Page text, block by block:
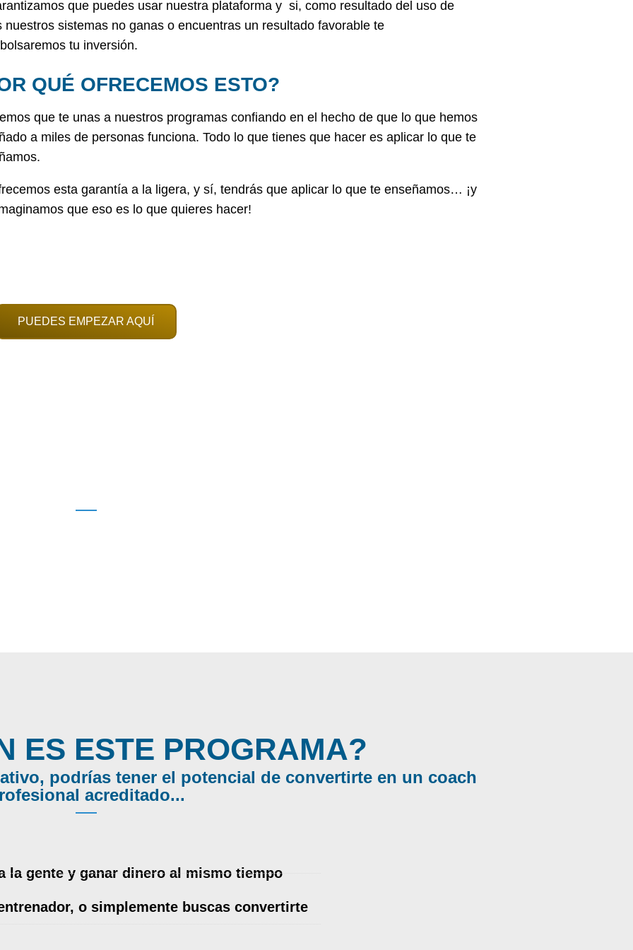
que puedes usar nuestra plataforma y si, como resultado del uso de
nuestros sistemas no ganas o encuentras un resultado favorable te
tu inversión.
QUÉ OFRECEMOS ESTO?
que te unas a nuestros programas confiando en el hecho de que lo que hemos
a miles de personas funciona. Todo lo que tienes que hacer es aplicar lo que te
esta garantía a la ligera, y sí, tendrás que aplicar lo que te enseñamos… ¡y
que eso es lo que quieres hacer!
PUEDES EMPEZAR AQUÍ
ES ESTE PROGRAMA?
podrías tener el potencial de convertirte en un coach
acreditado...
la gente y ganar dinero al mismo tiempo
o simplemente buscas convertirte